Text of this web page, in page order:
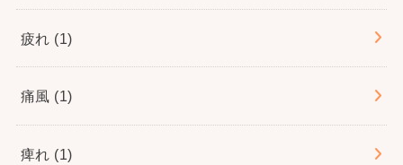
疲れ (1)
痛風 (1)
痺れ (1)